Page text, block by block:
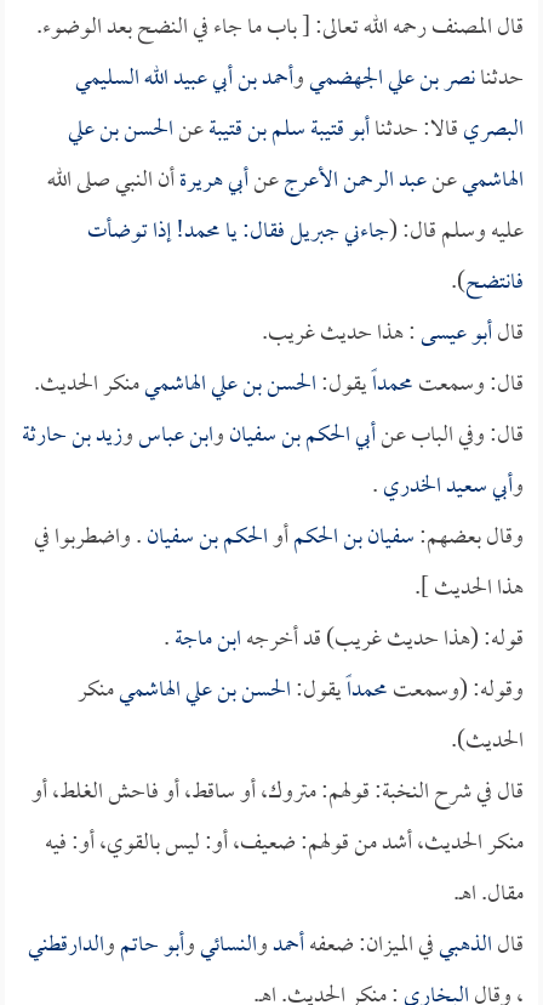
قال المصنف رحمه الله تعالى: [ باب ما جاء في النضح بعد الوضوء.
حدثنانصر بن علي الجهضميوأحمد بن أبي عبيد الله السليمي
البصريقالا: حدثناأبو قتيبة سلم بن قتيبةعنالحسن بن علي
الهاشميعنعبد الرحمن الأعرجعنأبي هريرةأن النبي صلى الله
عليه وسلم قال: (جاءني جبريل فقال: يا محمد! إذا توضأت
فانتضح).
قالأبو عيسى: هذا حديث غريب.
قال: وسمعتمحمداًيقول:الحسن بن علي الهاشميمنكر الحديث.
قال: وفي الباب عنأبي الحكم بن سفيانوابن عباسوزيد بن حارثة
وأبي سعيد الخدري.
وقال بعضهم:سفيان بن الحكمأوالحكم بن سفيان. واضطربوا في
هذا الحديث ].
قوله: (هذا حديث غريب) قد أخرجهابن ماجة.
وقوله: (وسمعتمحمداًيقول:الحسن بن علي الهاشميمنكر
الحديث).
قال في شرح النخبة: قولهم: متروك، أو ساقط، أو فاحش الغلط، أو
منكر الحديث، أشد من قولهم: ضعيف، أو: ليس بالقوي، أو: فيه
مقال. اهـ.
قالالذهبيفي الميزان: ضعفهأحمدوالنسائيوأبو حاتموالدارقطني